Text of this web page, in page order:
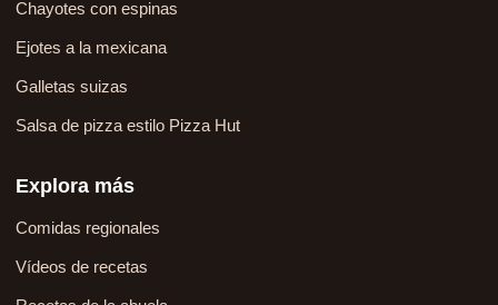
Chayotes con espinas
Ejotes a la mexicana
Galletas suizas
Salsa de pizza estilo Pizza Hut
Explora más
Comidas regionales
Vídeos de recetas